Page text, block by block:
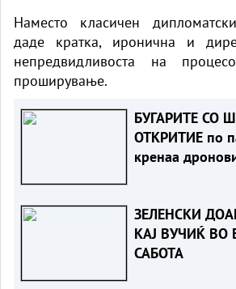
Наместо класичен
даде кратка, иронична и
непредвидливоста на
проширување.
БУГАРИТЕ СО
ОТКРИТИЕ по
кренаа
ЗЕЛЕНСКИ
КАЈ ВУЧИЌ ВО
САБОТА